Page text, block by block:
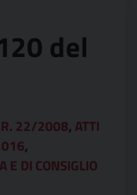
del
22/2008, ATTI
,
E DI CONSIGLIO